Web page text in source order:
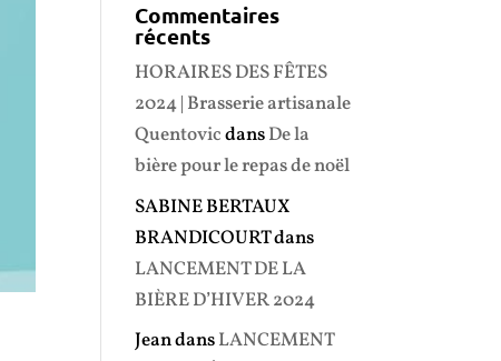
Commentaires
récents
HORAIRES DES FÊTES
2024 | Brasserie artisanale
QuentovicdansDe la
bière pour le repas de noël
SABINE BERTAUX
BRANDICOURTdans
LANCEMENT DE LA
BIÈRE D’HIVER 2024
JeandansLANCEMENT